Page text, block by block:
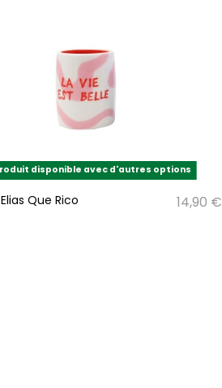
disponible avec d'autres options
Que Rico 14,90 €